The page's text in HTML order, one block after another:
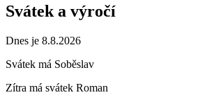
Svátek a výročí
Dnes je 8.8.2026
Svátek má Soběslav
Zítra má svátek Roman